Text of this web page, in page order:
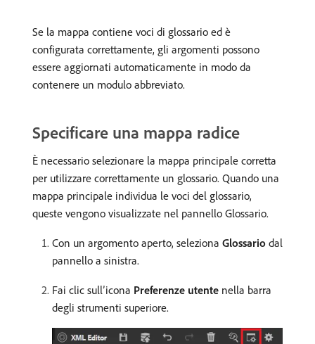
Se la mappa contiene voci di glossario ed è
configurata correttamente, gli argomenti possono
essere aggiornati automaticamente in modo da
contenere un modulo abbreviato.
Specificare una mappa radice
È necessario selezionare la mappa principale corretta
per utilizzare correttamente un glossario. Quando una
mappa principale individua le voci del glossario,
queste vengono visualizzate nel pannello Glossario.
Con un argomento aperto, seleziona Glossario dal
pannello a sinistra.
Fai clic sull’icona Preferenze utente nella barra
degli strumenti superiore.